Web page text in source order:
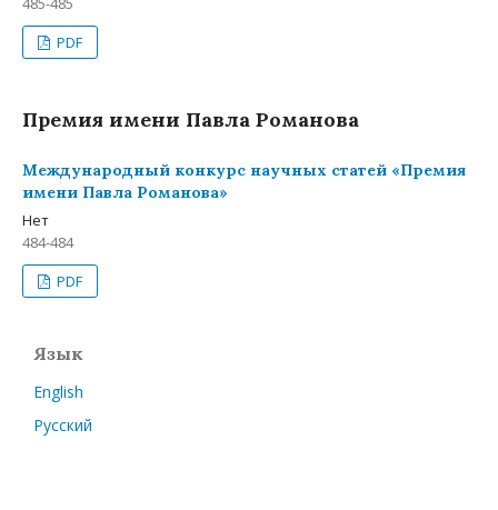
PDF
Премия имени Павла Романова
Международный конкурс научных статей «Премия
имени Павла Романова»
Нет
484-484
PDF
Язык
English
Русский